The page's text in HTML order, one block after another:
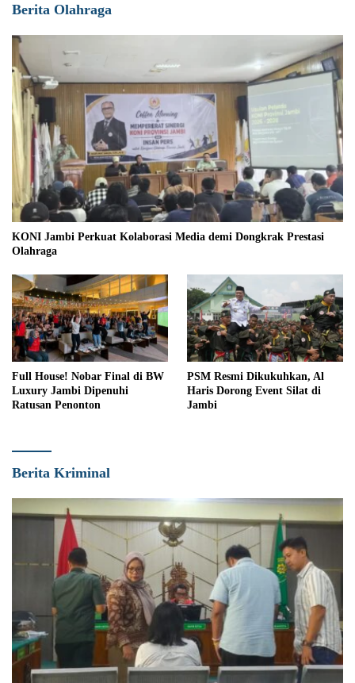
Berita Olahraga
KONI Jambi Perkuat Kolaborasi Media demi Dongkrak Prestasi
Olahraga
Full House! Nobar Final di BW
Luxury Jambi Dipenuhi
Ratusan Penonton
PSM Resmi Dikukuhkan, Al
Haris Dorong Event Silat di
Jambi
Berita Kriminal